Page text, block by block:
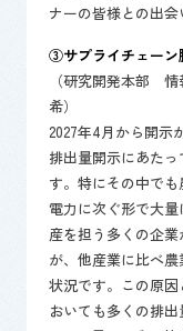
ナーの皆様との出会
③サプライチェーン
（研究開発本部
希）
2027年4月から開示
排出量開示にあた
す。特にその中で
電力に次ぐ形で大
産を担う多くの企
が、他産業に比べ
状況です。この原
おいても多くの排